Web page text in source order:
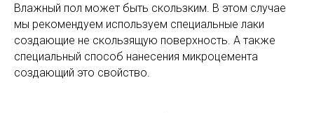
Влажный пол может быть скользким. В этом случае
мы рекомендуем используем специальные лаки
создающие не скользящую поверхность. А также
специальный способ нанесения микроцемента
создающий это свойство.